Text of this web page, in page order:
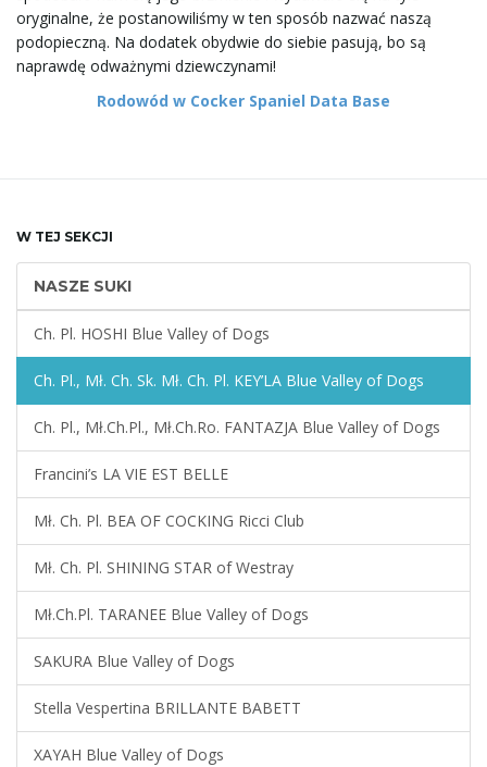
oryginalne, że postanowiliśmy w ten sposób nazwać naszą
podopieczną. Na dodatek obydwie do siebie pasują, bo są
naprawdę odważnymi dziewczynami!
Rodowód w Cocker Spaniel Data Base
W TEJ SEKCJI
NASZE SUKI
Ch. Pl. HOSHI Blue Valley of Dogs
Ch. Pl., Mł. Ch. Sk. Mł. Ch. Pl. KEY’LA Blue Valley of Dogs
Ch. Pl., Mł.Ch.Pl., Mł.Ch.Ro. FANTAZJA Blue Valley of Dogs
Francini’s LA VIE EST BELLE
Mł. Ch. Pl. BEA OF COCKING Ricci Club
Mł. Ch. Pl. SHINING STAR of Westray
Mł.Ch.Pl. TARANEE Blue Valley of Dogs
SAKURA Blue Valley of Dogs
Stella Vespertina BRILLANTE BABETT
XAYAH Blue Valley of Dogs